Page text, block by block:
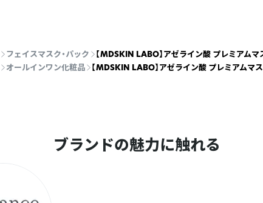
フェイスマスク・パック
【MDSKIN LABO】アゼライン酸 プレミアム
オールインワン化粧品 【MDSKIN LABO】アゼライン酸 プレミアムマ
ブランドの魅力に触れる